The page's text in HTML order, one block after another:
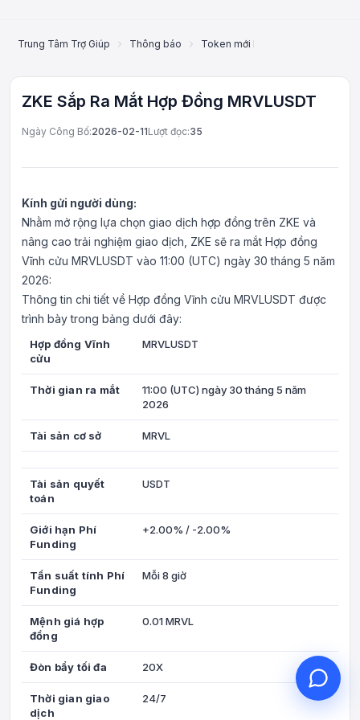
Trung Tâm Trợ Giúp Thông báo Token mới lên sàn
ZKE Sắp Ra Mắt Hợp Đồng MRVLUSDT
Ngày Công Bố:2026-02-11Lượt đọc:35
Kính gửi người dùng:
Nhằm mở rộng lựa chọn giao dịch hợp đồng trên ZKE và
nâng cao trải nghiệm giao dịch, ZKE sẽ ra mắt Hợp đồng
Vĩnh cửu MRVLUSDT vào 11:00 (UTC) ngày 30 tháng 5 năm
2026:
Thông tin chi tiết về Hợp đồng Vĩnh cửu MRVLUSDT được
trình bày trong bảng dưới đây:
Hợp đồng Vĩnh
cửu
MRVLUSDT
Thời gian ra mắt
11:00 (UTC) ngày 30 tháng 5 năm
2026
Tài sản cơ sở MRVL
Tài sản quyết
toán
USDT
Giới hạn Phí
Funding
+2.00% / -2.00%
Tần suất tính Phí
Funding
Mỗi 8 giờ
Mệnh giá hợp
đồng
0.01 MRVL
Đòn bẩy tối đa 20X
Thời gian giao
dịch
24/7
Dịch vụ khách hàng trực
tuyến
Support Center
Xin chào, tôi có thể giúp gì
cho bạn?
Dịch vụ khách hàng trực tuyến hỗ trợ
Bắt đầu tư vấn trực tuyến
Kiểm tra tiến độ ticket